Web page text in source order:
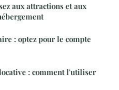
aux attractions et aux
: optez pour le compte
: comment l'utiliser